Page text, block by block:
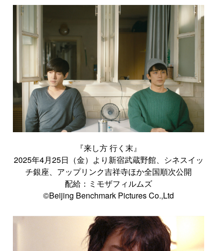
『来し方 行く末』
2025年4月25日（金）より新宿武蔵野館、シネスイッ
チ銀座、アップリンク吉祥寺ほか全国順次公開
配給：ミモザフィルムズ
©Beijing Benchmark Pictures Co.,Ltd